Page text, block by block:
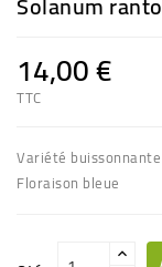
14,00 €
TTC
Variété
Floraison bleue